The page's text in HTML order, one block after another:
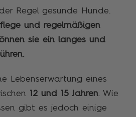
Regel gesunde Hunde.
und regelmäßigen
sie ein langes und
Lebenserwartung eines
12 und 15 Jahren. Wie
gibt es jedoch einige